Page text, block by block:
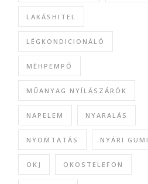
LAKÁSHITEL
LÉGKONDICIONÁLÓ
MÉHPEMPŐ
MŰANYAG NYÍLÁSZÁRÓK
NAPELEM NYARALÁS
NYOMTATÁS NYÁRI GUMI
OKJ OKOSTELEFON